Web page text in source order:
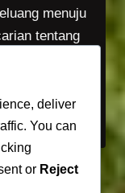
menuju
tentang
deliver
You can
or Reject